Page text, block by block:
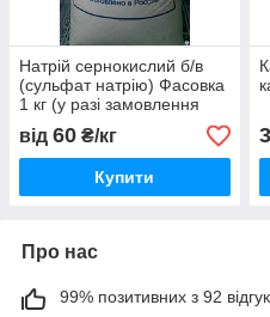
Натрій сернокислий б/в
(сульфат натрію) Фасовка
1 кг (у разі замовлення
фасовку)
від 60 ₴/кг
Купити
Про нас
99% позитивних з 92